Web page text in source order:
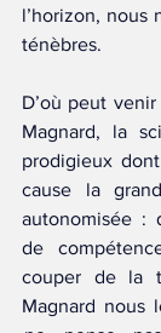
l’horizon, nous
ténèbres.
D’où peut
Magnard, la
prodigieux
cause la
autonomisée :
de
couper de la
Magnard nous